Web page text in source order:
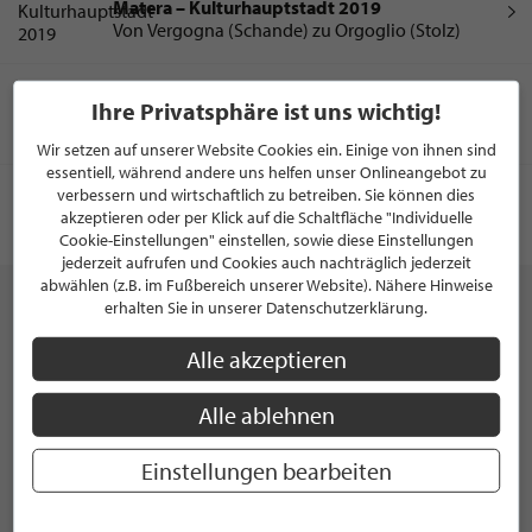
Matera – Kulturhauptstadt 2019
Von Vergogna (Schande) zu Orgoglio (Stolz)
Reisetrends 2019
ADVERTORIAL
Reisetipp Santorini
Wellness und Action mit atemberaubender
Aussicht
Abenteuerreisen
Familienreise
Ihre Privatsphäre ist uns wichtig!
Wir setzen auf unserer Website Cookies ein. Einige von ihnen sind
essentiell, während andere uns helfen unser Onlineangebot zu
verbessern und wirtschaftlich zu betreiben. Sie können dies
akzeptieren oder per Klick auf die Schaltfläche "Individuelle
Cookie-Einstellungen" einstellen, sowie diese Einstellungen
jederzeit aufrufen und Cookies auch nachträglich jederzeit
abwählen (z.B. im Fußbereich unserer Website). Nähere Hinweise
erhalten Sie in unserer Datenschutzerklärung.
Alle akzeptieren
Alle ablehnen
Einstellungen bearbeiten